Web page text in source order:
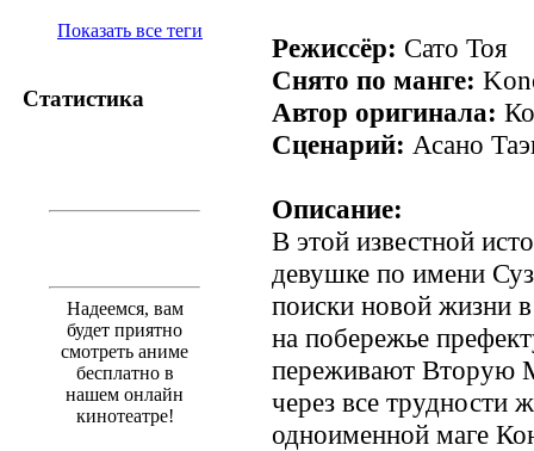
Показать все теги
Статистика
Надеемся, вам
будет приятно
смотреть аниме
бесплатно в
нашем онлайн
кинотеатре!
Режиссёр: Сато Тоя
Снято по манге:
Автор оригинала:
Сценарий: Асано
Описание:
В этой известной
девушке по имени
поиски новой жизни
на побережье
переживают Вторую
через все трудности
одноименной маге